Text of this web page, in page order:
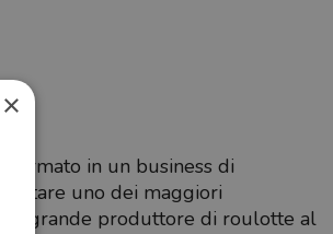
in un business di
uno dei maggiori
grande produttore di roulotte al
×